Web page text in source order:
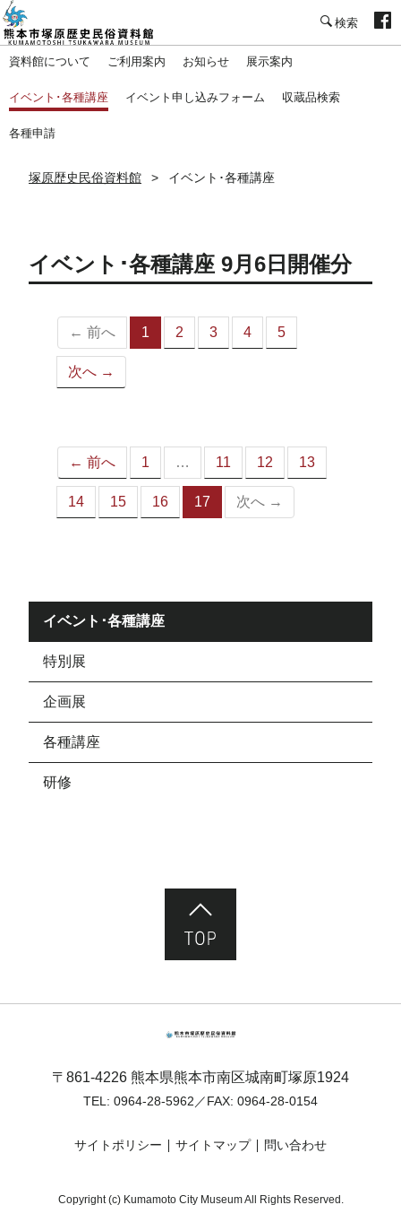
資料館について ご利用案内 お知らせ 展示案内
イベント･各種講座 イベント申し込みフォーム 収蔵品検索
各種申請
塚原歴史民俗資料館 イベント･各種講座
イベント･各種講座 9月6日開催分
← 前へ 1
（こ
2 3 4 5
次へ →
← 前へ 1 … 11 12 13
14 15 16 17
（こ
次へ →
イベント･各種講座
特別展
企画展
各種講座
研修
〒861-4226 熊本県熊本市南区城南町塚原1924
TEL: 0964-28-5962 ／FAX: 0964-28-0154
サイトポリシー サイトマップ 問い合わせ
Copyright (c) Kumamoto City Museum All Rights Reserved.